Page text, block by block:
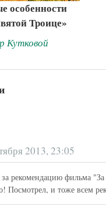
особенности
Троице»
Кутковой
2013, 23:05
рекомендацию фильма
Посмотрел, и тоже всем